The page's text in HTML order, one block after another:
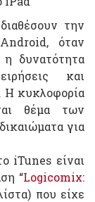
την
όταν
δυνατότητα
και
Η κυκλοφορία
θέμα των
για
iTunes είναι
“Logicomix:
που είχε